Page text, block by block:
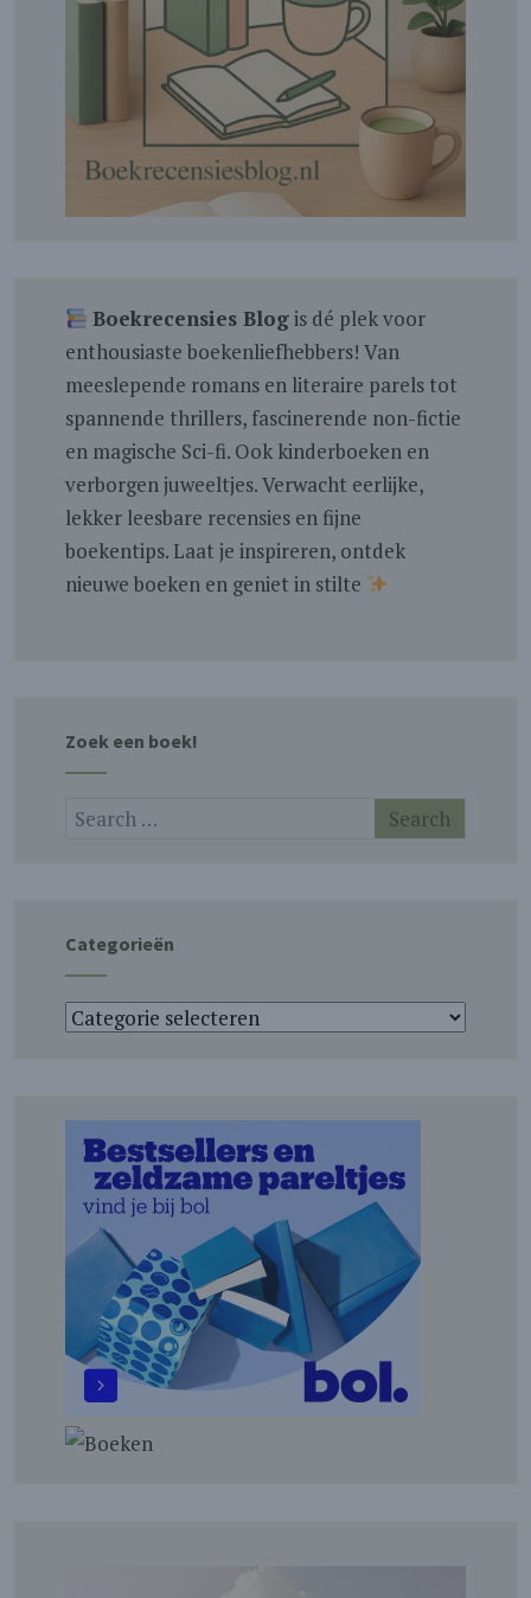
Boekrecensies Blogis dé plek voor
enthousiaste boekenliefhebbers! Van
meeslepende romans en literaire parels tot
spannende thrillers, fascinerende non-fictie
en magische Sci-fi. Ook kinderboeken en
verborgen juweeltjes. Verwacht eerlijke,
lekker leesbare recensies en fijne
boekentips. Laat je inspireren, ontdek
nieuwe boeken en geniet in stilte
Zoek een boek!
Categorieën
Categorieën